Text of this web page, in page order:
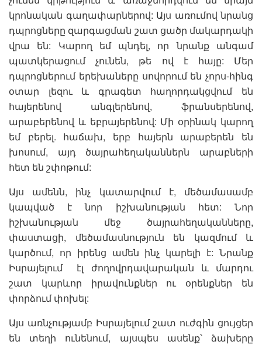
կրոնական գաղափարներով: Այս առումով նրանց
դպրոցները զարգացման շատ ցածր մակարդակի
վրա են: Կարող եմ պնդել, որ նրանք անգամ
պատկերացում չունեն, թե ով է հայը: Մեր
դպրոցներում երեխաները սովորում են չորս-հինգ
օտար լեզու և գրագետ հաղորդակցվում են
հայերենով անգլերենով, ֆրանսերենով,
արաբերենով և եբրայերենով: Մի օրինակ կարող
եմ բերել. հաճախ, երբ հայերն արաբերեն են
խոսում, այդ ծայրահեղականներն արաբների
հետ են շփոթում:
Այս ամենն, ինչ կատարվում է, մեծամասամբ
կապված է նոր իշխանության հետ: Նոր
իշխանության մեջ ծայրահեղականները,
փաստացի, մեծամասնություն են կազմում և
կարծում, որ իրենց ամեն ինչ կարելի է: Նրանք
Իսրայելում էլ ժողովրդավարական և մարդու
շատ կարևոր իրավունքներ ու օրենքներ են
փորձում փոխել:
Այս առնչությամբ Իսրայելում շատ ուժգին ցույցեր
են տեղի ունենում, այսպես ասենք՝ ձախերը